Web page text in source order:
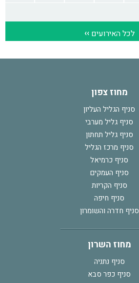
מחוז צפון
סניף הגליל העליון
סניף גליל מערבי
סניף גליל תחתון
סניף מרכז הגליל
סניף כרמיאל
סניף העמקים
סניף הקריות
סניף חיפה
סניף חדרה והשומרון
מחוז השרון
סניף נתניה
סניף כפר סבא